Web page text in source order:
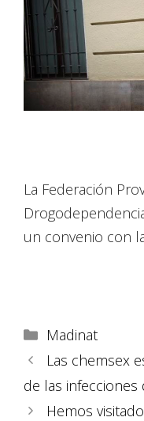
La Federación
un convenio con
Madinat
Las chemsex
de las infecciones
Hemos